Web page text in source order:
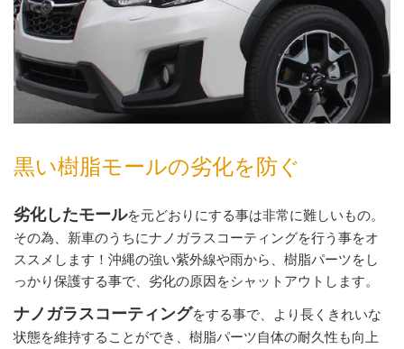
黒い樹脂モールの劣化を防ぐ
劣化したモールを元どおりにする事は非常に難しいもの。
その為、新車のうちにナノガラスコーティングを行う事をオ
ススメします！沖縄の強い紫外線や雨から、樹脂パーツをし
っかり保護する事で、劣化の原因をシャットアウトします。
ナノガラスコーティングをする事で、より長くきれいな
状態を維持することができ、樹脂パーツ自体の耐久性も向上